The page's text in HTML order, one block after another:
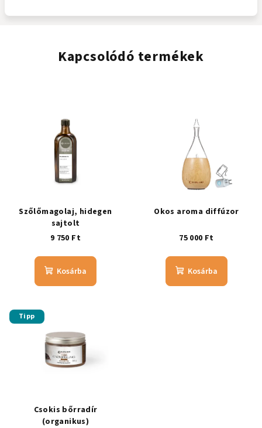
Kapcsolódó termékek
Szőlőmagolaj, hidegen
sajtolt
9 750 Ft
Kosárba
Okos aroma diffúzor
75 000 Ft
Kosárba
Tipp
Csokis bőrradír
(organikus)